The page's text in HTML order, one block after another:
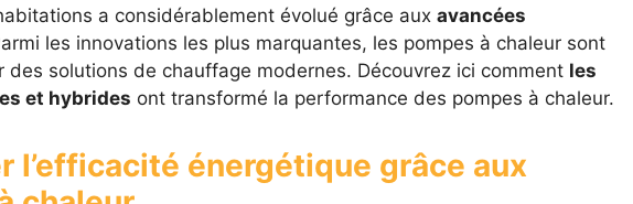
a considérablement évolué grâce aux avancées
les innovations les plus marquantes, les pompes à chaleur sont
solutions de chauffage modernes. Découvrez ici comment les
et hybrides ont transformé la performance des pompes à chaleur.
l’efficacité énergétique grâce aux